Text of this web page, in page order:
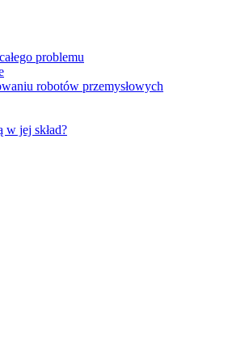
problemu
robotów przemysłowych
jej skład?